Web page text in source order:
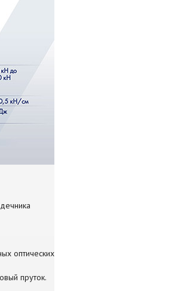
оптических
пруток.